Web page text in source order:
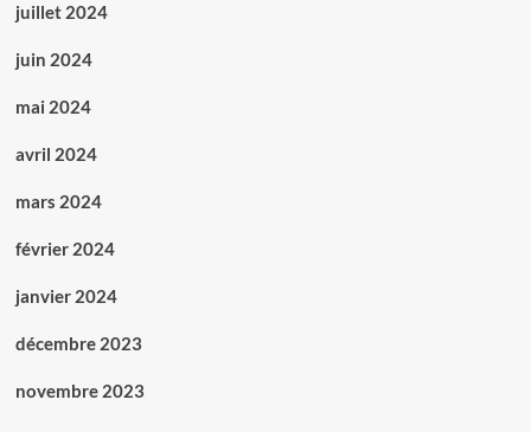
juillet 2024
juin 2024
mai 2024
avril 2024
mars 2024
février 2024
janvier 2024
décembre 2023
novembre 2023